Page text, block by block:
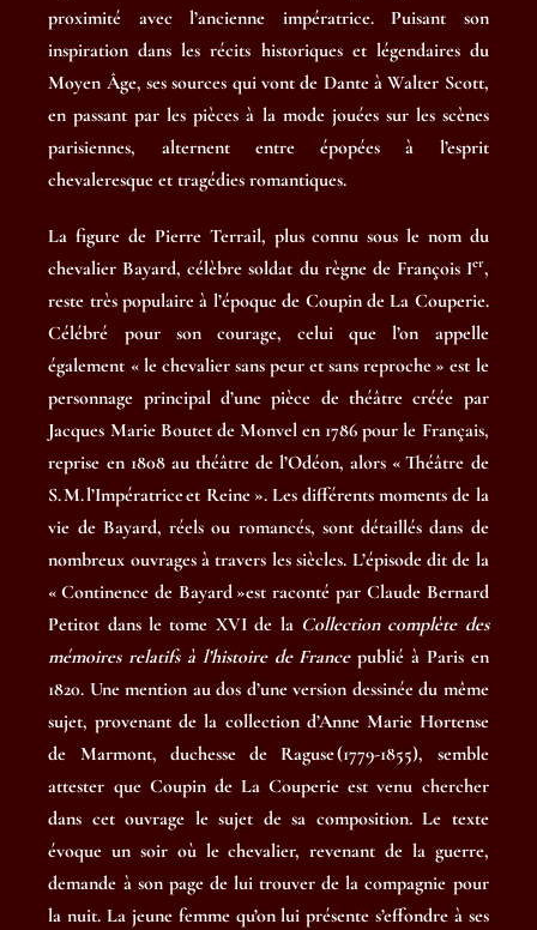
proximité avec l’ancienne impératrice. Puisant son
inspiration dans les récits historiques et légendaires du
Moyen Âge, ses sources qui vont de Dante à Walter Scott,
en passant par les pièces à la mode jouées sur les scènes
parisiennes, alternent entre épopées à l’esprit
chevaleresque et tragédies romantiques.
La figure de Pierre Terrail, plus connu sous le nom du
chevalier Bayard, célèbre soldat du règne de François Ier,
reste très populaire à l’époque de Coupin de La Couperie.
Célébré pour son courage, celui que l’on appelle
également « le chevalier sans peur et sans reproche » est le
personnage principal d’une pièce de théâtre créée par
Jacques Marie Boutet de Monvel en 1786 pour le Français,
reprise en 1808 au théâtre de l’Odéon, alors « Théâtre de
S. M. l’Impératrice et Reine ». Les différents moments de la
vie de Bayard, réels ou romancés, sont détaillés dans de
nombreux ouvrages à travers les siècles. L’épisode dit de la
« Continence de Bayard »est raconté par Claude Bernard
Petitot dans le tome XVI de la Collection complète des
mémoires relatifs à l’histoire de Francepublié à Paris en
1820. Une mention au dos d’une version dessinée du même
sujet, provenant de la collection d’Anne Marie Hortense
de Marmont, duchesse de Raguse (­1779-1855), semble
attester que Coupin de La Couperie est venu chercher
dans cet ouvrage le sujet de sa composition.Le texte
évoque un soir où le chevalier, revenant de la guerre,
demande à son page de lui trouver de la compagnie pour
la nuit. La jeune femme qu’on lui présente s’effondre à ses